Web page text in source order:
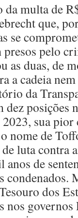
multa de
que,
se
presos pelo
as duas, de
a cadeia
da
posições
sua pior
nome de
luta contra
de
condenados.
dos
nos